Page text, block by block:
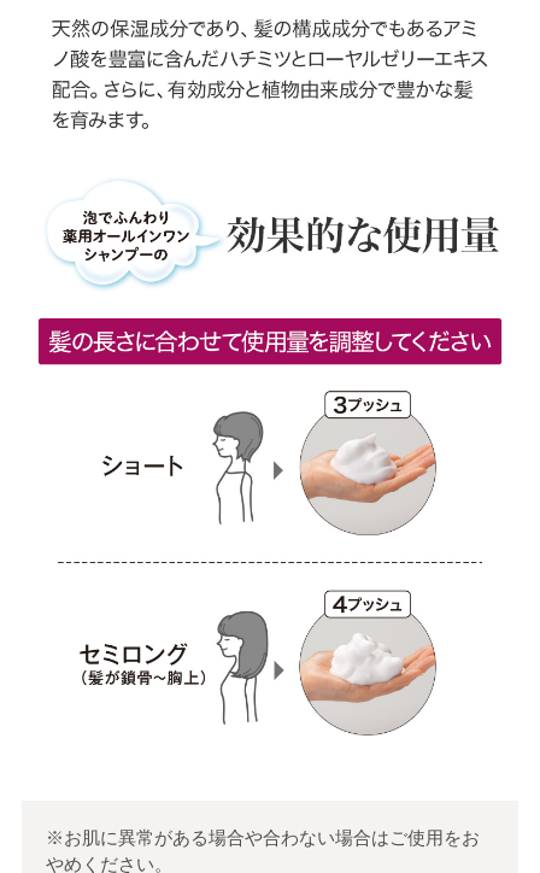
※お肌に異常がある場合や合わない場合はご使用をお
やめください。